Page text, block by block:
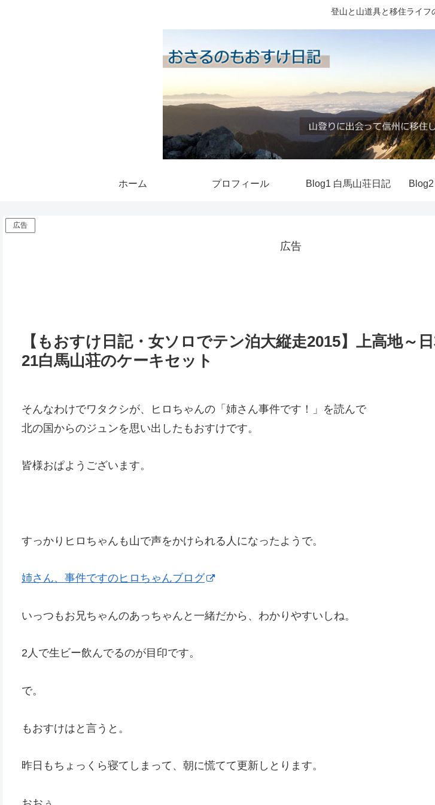
登山と山道具と移住ライフ
ホーム プロフィール Blog1 白馬山荘日記
広告
広告
【もおすけ日記・女ソロでテン泊大縦走2015】上高地～
21白馬山荘のケーキセット
そんなわけでワタクシが、ヒロちゃんの「姉さん事件です！」を読んで
北の国からのジュンを思い出したもおすけです。
皆様おぱようございます。
すっかりヒロちゃんも山で声をかけられる人になったようで。
姉さん、事件ですのヒロちゃんブログ
いっつもお兄ちゃんのあっちゃんと一緒だから、わかりやすいしね。
2人で生ビー飲んでるのが目印です。
で。
もおすけはと言うと。
昨日もちょっくら寝てしまって、朝に慌てて更新しとります。